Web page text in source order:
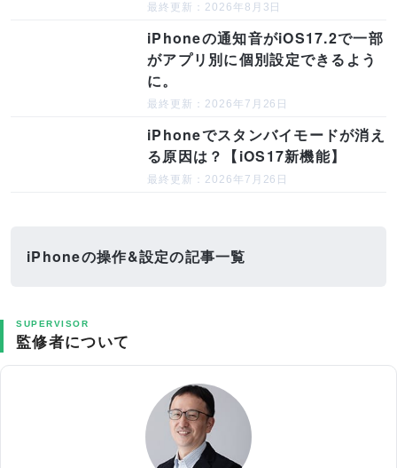
最終更新：2026年8月3日
iPhoneの通知音がiOS17.2で一部
がアプリ別に個別設定できるよう
に。
最終更新：2026年7月26日
iPhoneでスタンバイモードが消え
る原因は？【iOS17新機能】
最終更新：2026年7月26日
iPhoneの操作&設定の記事一覧
SUPERVISOR
監修者について